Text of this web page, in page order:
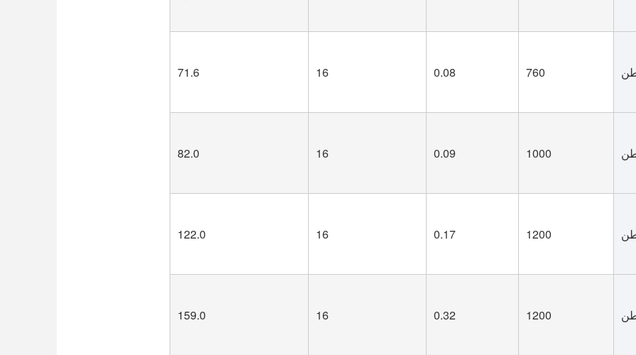
760
0.08
16
71.6
1000
0.09
16
82.0
1200
0.17
16
122.0
1200
0.32
16
159.0